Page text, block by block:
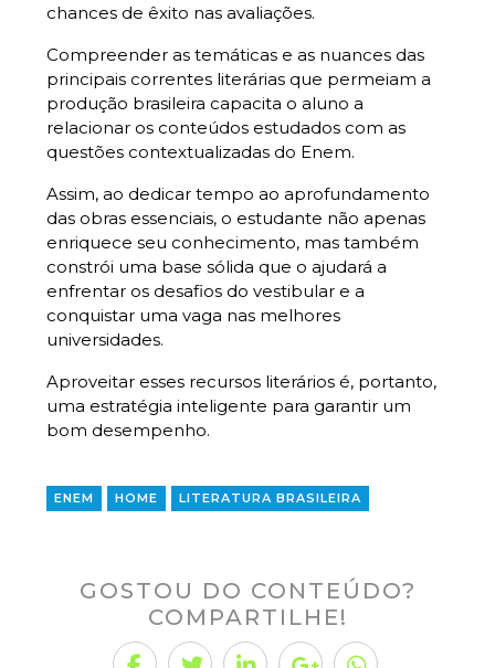
chances de êxito nas avaliações.
Compreender as temáticas e as nuances das
principais correntes literárias que permeiam a
produção brasileira capacita o aluno a
relacionar os conteúdos estudados com as
questões contextualizadas do Enem.
Assim, ao dedicar tempo ao aprofundamento
das obras essenciais, o estudante não apenas
enriquece seu conhecimento, mas também
constrói uma base sólida que o ajudará a
enfrentar os desafios do vestibular e a
conquistar uma vaga nas melhores
universidades.
Aproveitar esses recursos literários é, portanto,
uma estratégia inteligente para garantir um
bom desempenho.
ENEM HOME LITERATURA BRASILEIRA
GOSTOU DO CONTEÚDO?
COMPARTILHE!